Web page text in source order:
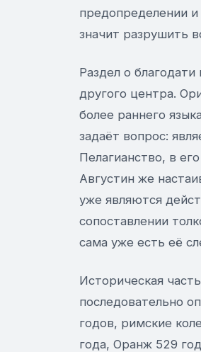
предопределении
значит разрушить
Раздел о
другого центра.
более раннего
задаёт вопрос:
Пелагианство, в
Августин же
уже являются
сопоставлении
сама уже есть её
Историческая
последовательно
годов, римские
года, Оранж 529